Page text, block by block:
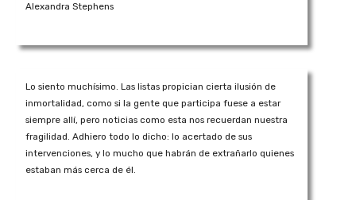
Alexandra Stephens
Lo siento muchísimo. Las listas propician cierta ilusión de
inmortalidad, como si la gente que participa fuese a estar
siempre allí, pero noticias como esta nos recuerdan nuestra
fragilidad. Adhiero todo lo dicho: lo acertado de sus
intervenciones, y lo mucho que habrán de extrañarlo quienes
estaban más cerca de él.